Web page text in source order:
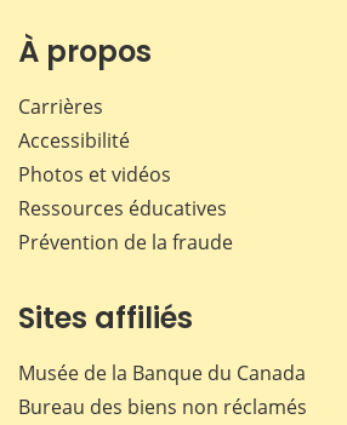
À propos
Carrières
Accessibilité
Photos et vidéos
Ressources éducatives
Prévention de la fraude
Sites affiliés
Musée de la Banque du Canada
Bureau des biens non réclamés